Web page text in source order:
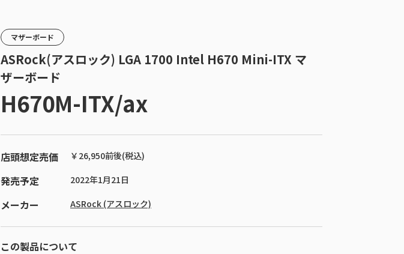
マザーボード
ASRock(アスロック) LGA 1700 Intel H670 Mini-ITX マ
ザーボード
H670M-ITX/ax
店頭想定売価 ￥26,950前後(税込)
発売予定 2022年1月21日
メーカー ASRock (アスロック)
この製品について